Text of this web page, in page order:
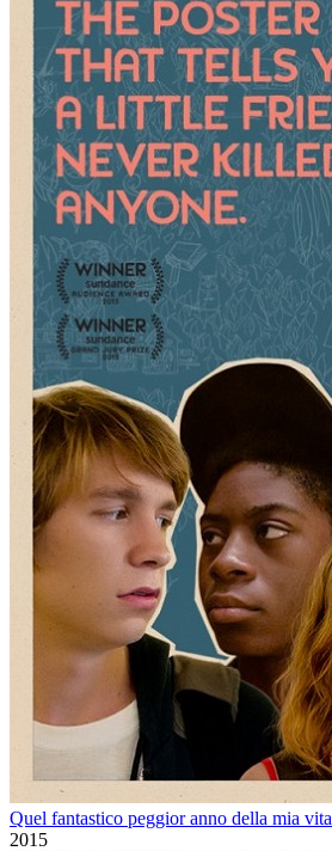
Quel fantastico peggior anno della mia vita
2015